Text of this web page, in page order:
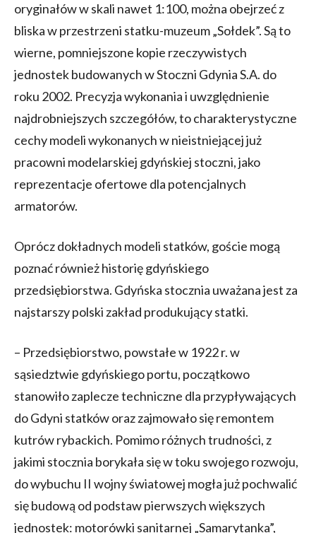
oryginałów w skali nawet 1:100, można obejrzeć z
bliska w przestrzeni statku-muzeum „Sołdek”. Są to
wierne, pomniejszone kopie rzeczywistych
jednostek budowanych w Stoczni Gdynia S.A. do
roku 2002. Precyzja wykonania i uwzględnienie
najdrobniejszych szczegółów, to charakterystyczne
cechy modeli wykonanych w nieistniejącej już
pracowni modelarskiej gdyńskiej stoczni, jako
reprezentacje ofertowe dla potencjalnych
armatorów.
Oprócz dokładnych modeli statków, goście mogą
poznać również historię gdyńskiego
przedsiębiorstwa. Gdyńska stocznia uważana jest za
najstarszy polski zakład produkujący statki.
– Przedsiębiorstwo, powstałe w 1922 r. w
sąsiedztwie gdyńskiego portu, początkowo
stanowiło zaplecze techniczne dla przypływających
do Gdyni statków oraz zajmowało się remontem
kutrów rybackich. Pomimo różnych trudności, z
jakimi stocznia borykała się w toku swojego rozwoju,
do wybuchu II wojny światowej mogła już pochwalić
się budową od podstaw pierwszych większych
jednostek: motorówki sanitarnej „Samarytanka”,